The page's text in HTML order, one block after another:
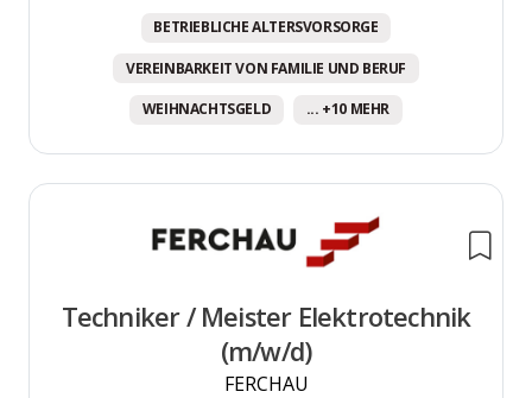
BETRIEBLICHE ALTERSVORSORGE
VEREINBARKEIT VON FAMILIE UND BERUF
WEIHNACHTSGELD ... +10 MEHR
Techniker / Meister Elektrotechnik
(m/w/d)
FERCHAU